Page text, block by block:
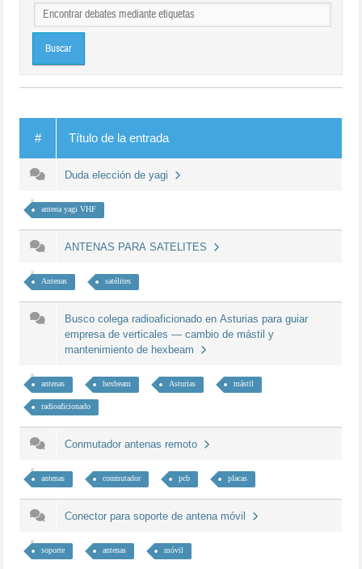
# Título de la entrada
Duda elección de yagi
antena yagi VHF
ANTENAS PARA SATELITES
Antenas satélites
Busco colega radioaficionado en Asturias para guiar
empresa de verticales — cambio de mástil y
mantenimiento de hexbeam
antenas hexbeam Asturias mástil
radioaficionado
Conmutador antenas remoto
antenas conmutador pcb placas
Conector para soporte de antena móvil
soporte antenas móvil